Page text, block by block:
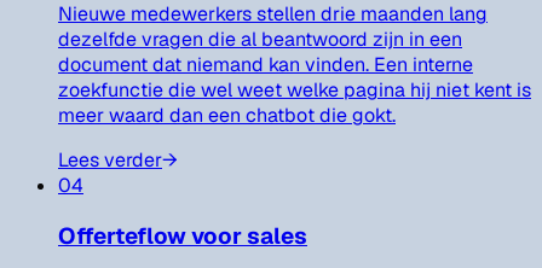
Nieuwe medewerkers stellen drie maanden lang
dezelfde vragen die al beantwoord zijn in een
document dat niemand kan vinden. Een interne
zoekfunctie die wel weet welke pagina hij niet kent is
meer waard dan een chatbot die gokt.
Lees verder→
04
Offerteflow voor sales